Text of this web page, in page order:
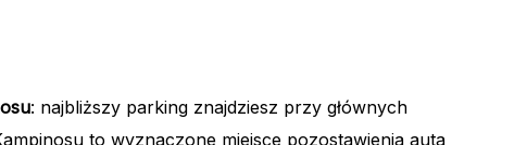
: najbliższy parking znajdziesz przy głównych
to wyznaczone miejsce pozostawienia auta